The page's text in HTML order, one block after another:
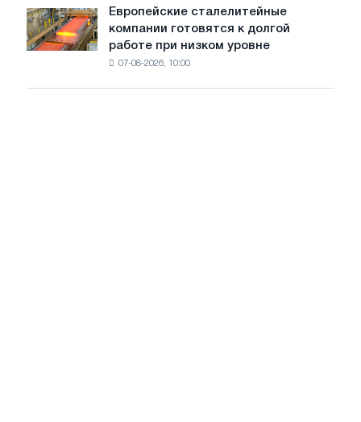
рынке
стали
сохранятся,
на
Европейские
сталелитейные
компании
Европейские сталелитейные
компании готовятся к долгой
работе при низком уровне
07-08-2026, 10:00